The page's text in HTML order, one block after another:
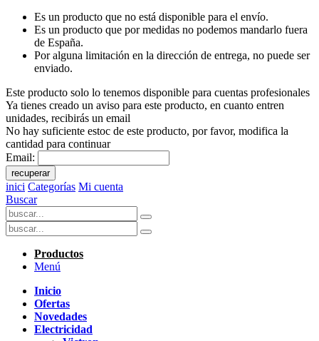
Es un producto que no está disponible para el envío.
Es un producto que por medidas no podemos mandarlo fuera
de España.
Por alguna limitación en la dirección de entrega, no puede ser
enviado.
Este producto solo lo tenemos disponible para cuentas profesionales
Ya tienes creado un aviso para este producto, en cuanto entren
unidades, recibirás un email
No hay suficiente estoc de este producto, por favor, modifica la
cantidad para continuar
Email:
recuperar
inici Categorías Mi cuenta
Buscar
Productos
Menú
Inicio
Ofertas
Novedades
Electricidad